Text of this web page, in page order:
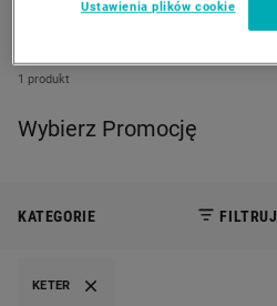
1 produkt
Wybierz Promocję
KETER
KATEGORIE FILTRUJ
Ustawienia plików cookie